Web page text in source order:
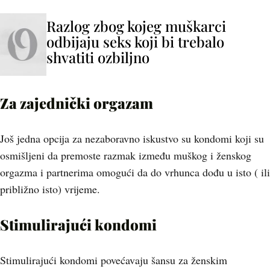
Razlog zbog kojeg muškarci
odbijaju seks koji bi trebalo
shvatiti ozbiljno
Za zajednički orgazam
Još jedna opcija za nezaboravno iskustvo su kondomi koji su
osmišljeni da premoste razmak između muškog i ženskog
orgazma i partnerima omogući da do vrhunca dođu u isto ( ili
približno isto) vrijeme.
Stimulirajući kondomi
Stimulirajući kondomi povećavaju šansu za ženskim